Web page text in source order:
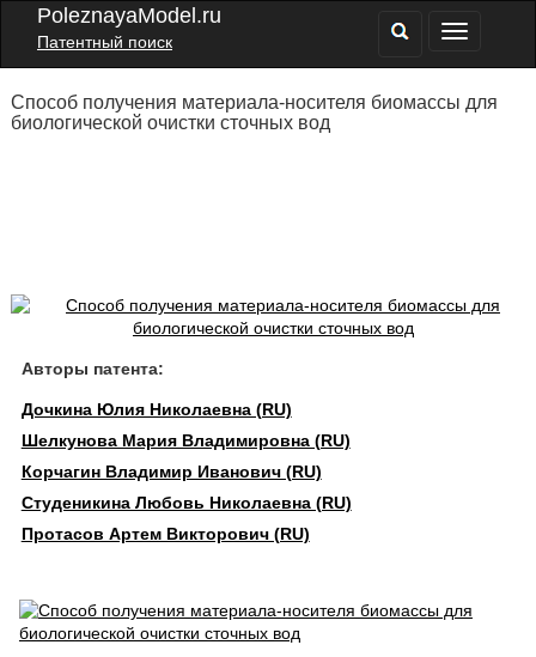
PoleznayaModel.ru
Патентный поиск
Способ получения материала-носителя биомассы для
биологической очистки сточных вод
Авторы патента:
Дочкина Юлия Николаевна (RU)
Шелкунова Мария Владимировна (RU)
Корчагин Владимир Иванович (RU)
Студеникина Любовь Николаевна (RU)
Протасов Артем Викторович (RU)